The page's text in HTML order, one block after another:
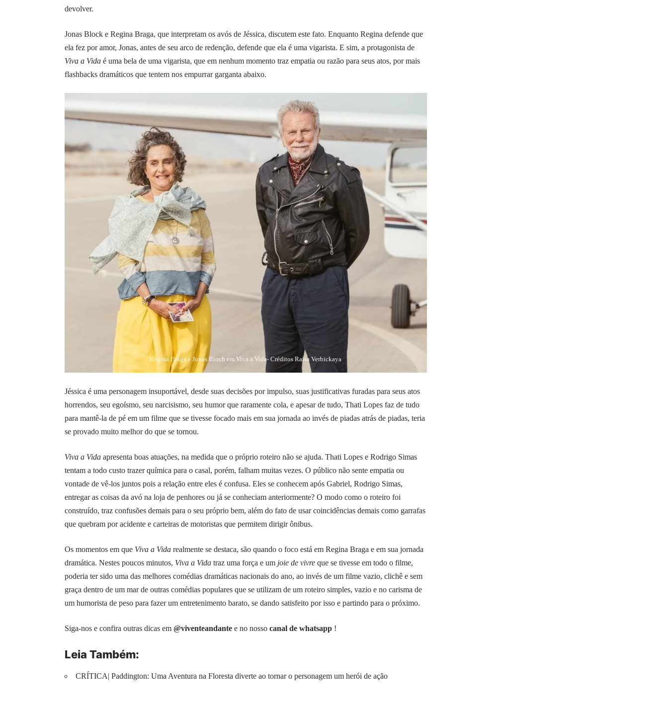
devolver.
Jonas Block e Regina Braga, que interpretam os avós de Jéssica, discutem este fato. Enquanto Regina defende que
ela fez por amor, Jonas, antes de seu arco de redenção, defende que ela é uma vigarista. E sim, a protagonista de
Viva a Vida é uma bela de uma vigarista, que em nenhum momento traz empatia ou razão para seus atos, por mais
flashbacks dramáticos que tentem nos empurrar garganta abaixo.
Regina Braga e Jonas Bloch em Viva a Vida- Créditos Raisa Verbickaya
Jéssica é uma personagem insuportável, desde suas decisões por impulso, suas justificativas furadas para seus atos
horrendos, seu egoísmo, seu narcisismo, seu humor que raramente cola, e apesar de tudo, Thati Lopes faz de tudo
para mantê-la de pé em um filme que se tivesse focado mais em sua jornada ao invés de piadas atrás de piadas, teria
se provado muito melhor do que se tornou.
Viva a Vida apresenta boas atuações, na medida que o próprio roteiro não se ajuda. Thati Lopes e Rodrigo Simas
tentam a todo custo trazer química para o casal, porém, falham muitas vezes. O público não sente empatia ou
vontade de vê-los juntos pois a relação entre eles é confusa. Eles se conhecem após Gabriel, Rodrigo Simas,
entregar as coisas da avó na loja de penhores ou já se conheciam anteriormente? O modo como o roteiro foi
construído, traz confusões demais para o seu próprio bem, além do fato de usar coincidências demais como garrafas
que quebram por acidente e carteiras de motoristas que permitem dirigir ônibus.
Os momentos em que Viva a Vida realmente se destaca, são quando o foco está em Regina Braga e em sua jornada
dramática. Nestes poucos minutos, Viva a Vida traz uma força e um joie de vivre que se tivesse em todo o filme,
poderia ter sido uma das melhores comédias dramáticas nacionais do ano, ao invés de um filme vazio, clichê e sem
graça dentro de um mar de outras comédias populares que se utilizam de um roteiro simples, vazio e no carisma de
um humorista de peso para fazer um entretenimento barato, se dando satisfeito por isso e partindo para o próximo.
Siga-nos e confira outras dicas em @viventeandante e no nosso canal de whatsapp !
Leia Também:
CRÍTICA| Paddington: Uma Aventura na Floresta diverte ao tornar o personagem um herói de ação